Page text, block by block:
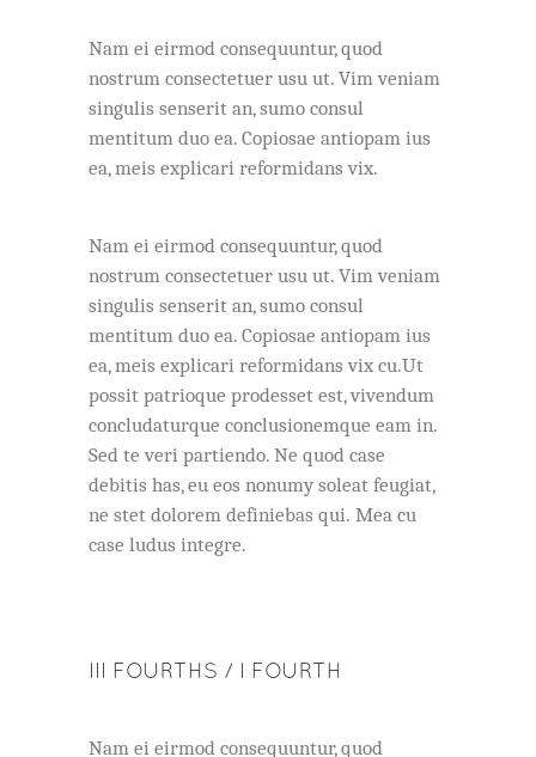
Nam ei eirmod consequuntur, quod
nostrum consectetuer usu ut. Vim veniam
singulis senserit an, sumo consul
mentitum duo ea. Copiosae antiopam ius
ea, meis explicari reformidans vix.
Nam ei eirmod consequuntur, quod
nostrum consectetuer usu ut. Vim veniam
singulis senserit an, sumo consul
mentitum duo ea. Copiosae antiopam ius
ea, meis explicari reformidans vix cu.Ut
possit patrioque prodesset est, vivendum
concludaturque conclusionemque eam in.
Sed te veri partiendo. Ne quod case
debitis has, eu eos nonumy soleat feugiat,
ne stet dolorem definiebas qui. Mea cu
case ludus integre.
III FOURTHS / I FOURTH
Nam ei eirmod consequuntur, quod